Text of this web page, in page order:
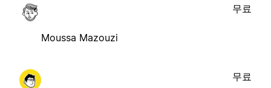
Moussa Mazouzi
무료
무료